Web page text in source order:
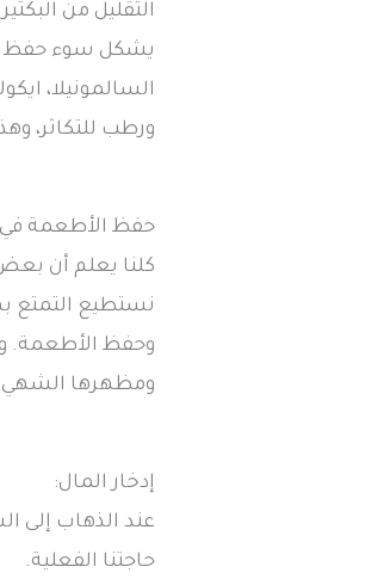
التقليل من
يشكل سوء حفظ
السالمونيلا،
ورطب للتكاثر،
حفظ الأطعمة في
كلنا يعلم أن بعض
نستطيع التمتع
وحفظ الأطعمة.
ومظهرها
إدخار المال:
عند الذهاب إلى
حاجتنا الفعلية.